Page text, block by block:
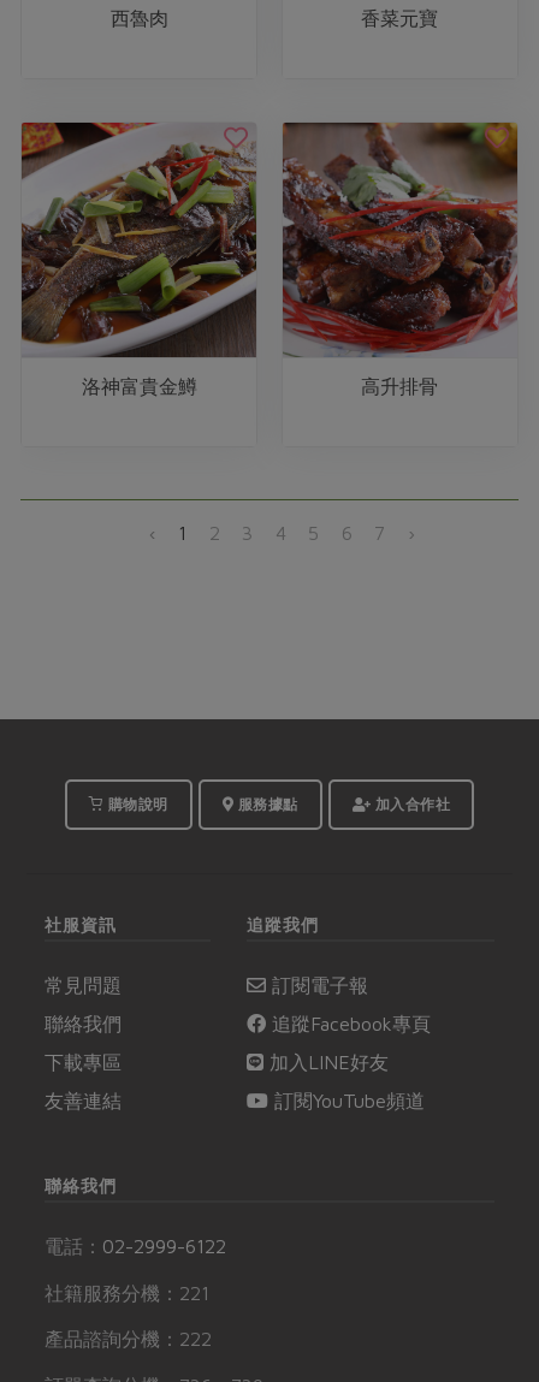
西魯肉 香菜元寶
洛神富貴金鱒 高升排骨
‹ 1 2 3 4 5 6 7 ›
購物說明 服務據點 加入合作社
社服資訊
常見問題
聯絡我們
下載專區
友善連結
追蹤我們
訂閱電子報
追蹤Facebook專頁
加入LINE好友
訂閱YouTube頻道
聯絡我們
電話： 02-2999-6122
社籍服務分機：221
產品諮詢分機：222